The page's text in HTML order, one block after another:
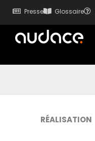
Presse Glossaire
RÉALISATION